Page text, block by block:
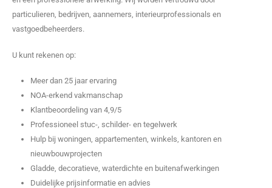
particulieren, bedrijven, aannemers, interieurprofessionals en
vastgoedbeheerders.
U kunt rekenen op:
Meer dan 25 jaar ervaring
NOA-erkend vakmanschap
Klantbeoordeling van 4,9/5
Professioneel stuc-, schilder- en tegelwerk
Hulp bij woningen, appartementen, winkels, kantoren en
nieuwbouwprojecten
Gladde, decoratieve, waterdichte en buitenafwerkingen
Duidelijke prijsinformatie en advies